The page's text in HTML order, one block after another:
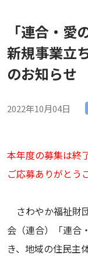
「連合・愛
新規事業立
のお知らせ
2022年10月04日
本年度の募集は終
ご応募ありがとう
さわやか福祉財
会（連合）「連合
き、地域の住民主